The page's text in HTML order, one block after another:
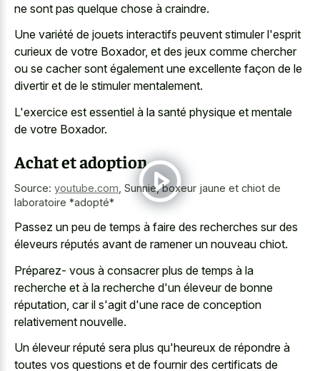
ne sont pas quelque chose à craindre.
Une variété de jouets interactifs peuvent stimuler l'esprit
curieux de votre Boxador, et des jeux comme chercher
ou se cacher sont également une excellente façon de le
divertir et de le stimuler mentalement.
L'exercice est essentiel à la santé physique et mentale
de votre Boxador.
Achat et adoption
Source: youtube.com Sunnie, boxeur jaune et chiot de
laboratoire *adopté*
Passez un peu de temps à faire des recherches sur des
éleveurs réputés avant de ramener un nouveau chiot.
Préparez- vous à consacrer plus de temps à la
recherche et à la recherche d'un éleveur de bonne
réputation, car il s'agit d'une race de conception
relativement nouvelle.
Un éleveur réputé sera plus qu'heureux de répondre à
toutes vos questions et de fournir des certificats de